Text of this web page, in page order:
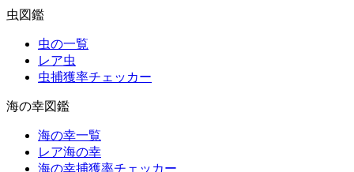
虫図鑑
虫の一覧
レア虫
虫捕獲率チェッカー
海の幸図鑑
海の幸一覧
レア海の幸
海の幸捕獲率チェッカー